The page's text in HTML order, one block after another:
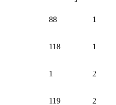
88 1
118 1
1 2
119 2